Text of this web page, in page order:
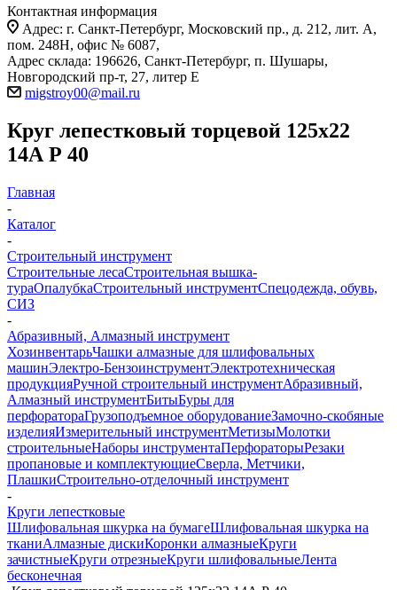
Контактная информация
Адрес: г. Санкт-Петербург, Московский пр., д. 212, лит. А,
пом. 248Н, офис № 6087,
Адрес склада: 196626, Санкт-Петербург, п. Шушары,
Новгородский пр-т, 27, литер Е
migstroy00@mail.ru
Круг лепестковый торцевой 125х22
14А Р 40
Главная
-
Каталог
-
Строительный инструмент
Строительные лесаСтроительная вышка-
тураОпалубкаСтроительный инструментСпецодежда, обувь,
СИЗ
-
Абразивный, Алмазный инструмент
ХозинвентарьЧашки алмазные для шлифовальных
машинЭлектро-БензоинструментЭлектротехническая
продукцияРучной строительный инструментАбразивный,
Алмазный инструментБитыБуры для
перфоратораГрузоподъемное оборудованиеЗамочно-скобяные
изделияИзмерительный инструментМетизыМолотки
строительныеНаборы инструментаПерфораторыРезаки
пропановые и комплектующиеСверла, Метчики,
ПлашкиСтроительно-отделочный инструмент
-
Круги лепестковые
Шлифовальная шкурка на бумагеШлифовальная шкурка на
тканиАлмазные дискиКоронки алмазныеКруги
зачистныеКруги отрезныеКруги шлифовальныеЛента
бесконечная